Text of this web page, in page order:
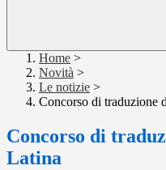
Home >
Novità >
Le notizie >
Concorso di traduzione
Concorso di
Latina